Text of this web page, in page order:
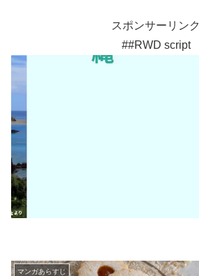
スポンサーリンク
##RWD script
マンガあらすじ